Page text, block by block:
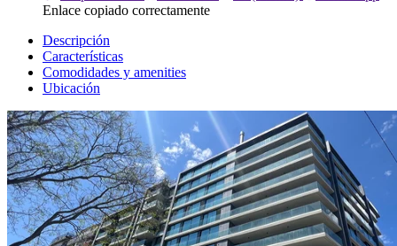
Enlace copiado correctamente
Descripción
Características
Comodidades y amenities
Ubicación